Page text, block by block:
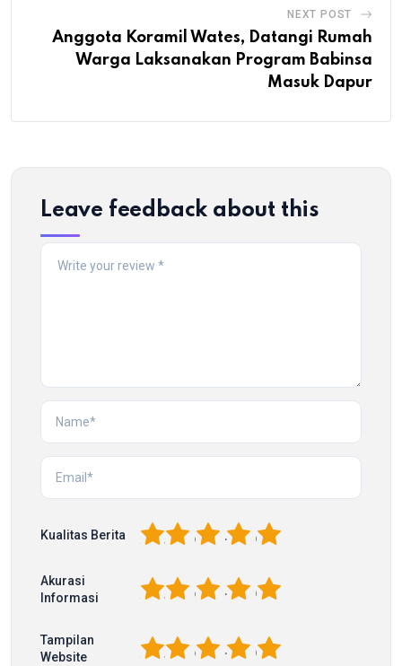
NEXT POST
Anggota Koramil Wates, Datangi Rumah
Warga Laksanakan Program Babinsa
Masuk Dapur
Leave feedback about this
Kualitas Berita 5
4
3
2
Akurasi
Informasi
5
4
3
2
Tampilan
Website
5
4
3
2